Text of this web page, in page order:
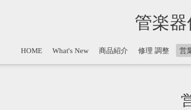
管楽
HOME What's New 商品紹介 修理 調整 営